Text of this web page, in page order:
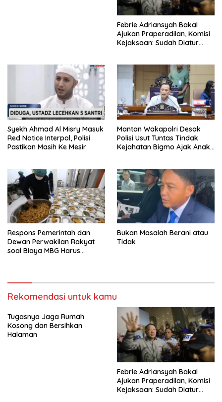
Febrie Adriansyah Bakal
Ajukan Praperadilan, Komisi
Kejaksaan: Sudah Diatur
Syekh Ahmad Al Misry Masuk
Red Notice Interpol, Polisi
Pastikan Masih Ke Mesir
Mantan Wakapolri Desak
Polisi Usut Tuntas Tindak
Kejahatan Bigmo Ajak Anak
Respons Pemerintah dan
Dewan Perwakilan Rakyat
soal Biaya MBG Harus
Bukan Masalah Berani atau
Tidak
Rekomendasi untuk kamu
Tugasnya Jaga Rumah
Kosong dan Bersihkan
Halaman
Febrie Adriansyah Bakal
Ajukan Praperadilan, Komisi
Kejaksaan: Sudah Diatur